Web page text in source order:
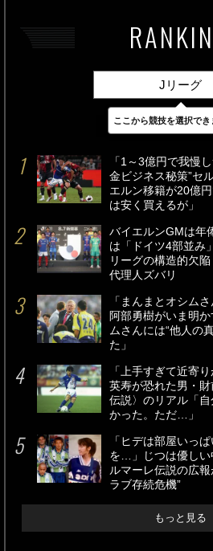
Jリーグ
最新 24時間
「1～3億円で我慢
金ビジネス秘策”セ
エルン移籍が20億
は安く買えるが」
バイエルンGMは年
は「ドイツ4部並み
リーグの構造的欠
代理人ズバリ
「まんまとオシム
阿部勇樹がいま明
ムさんには“他人の
た」
「上手すぎて近寄
英寿が恐れた男・
伝説〉のリアル「
かった。ただ…」
「ヒデは部屋いっ
を…」じつは優し
ルマーレ伝説の広
ラブ存続危機”
もっと見る
ここから競技を選択でき